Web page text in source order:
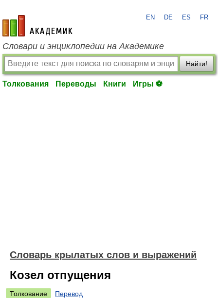
academic.ru
EN DE ES FR
Словари и энциклопедии на Академике
Найти!
Толкования Переводы Книги Игры ⚽
Словарь крылатых слов и выражений
Козел отпущения
Толкование
Перевод